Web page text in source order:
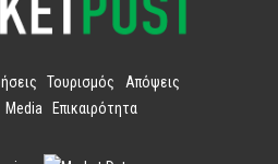
Τουρισμός
Απόψεις
Media Επικαιρότητα